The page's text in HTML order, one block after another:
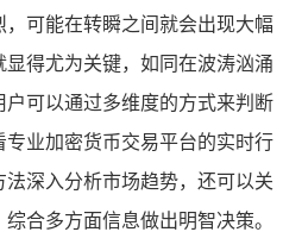
可能在转瞬之间就会出现大幅
得尤为关键，如同在波涛汹涌
可以通过多维度的方式来判断
业加密货币交易平台的实时行
深入分析市场趋势，还可以关
合多方面信息做出明智决策。